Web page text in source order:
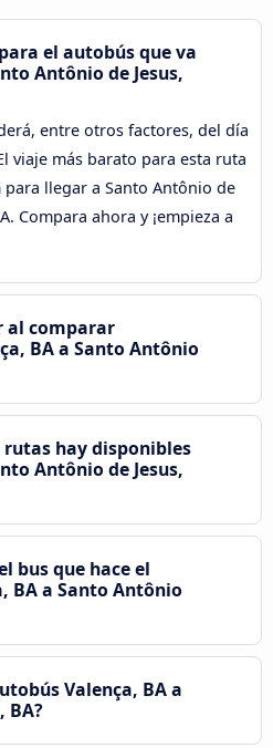
el autobús que va
Antônio de Jesus,
entre otros factores, del día
viaje más barato para esta ruta
para llegar a Santo Antônio de
Compara ahora y ¡empieza a
al comparar
BA a Santo Antônio
hay disponibles
Antônio de Jesus,
bus que hace el
BA a Santo Antônio
Valença, BA a
BA?